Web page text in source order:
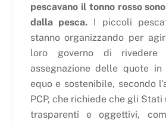
pescavano il tonno rosso
dalla pesca. I piccoli
stanno organizzando per
loro governo di
assegnazione delle quote
equo e sostenibile, secondo
PCP, che richiede che gli
trasparenti e oggettivi,